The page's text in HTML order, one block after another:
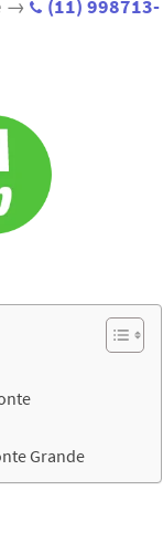
→
(11) 998713-
Grande